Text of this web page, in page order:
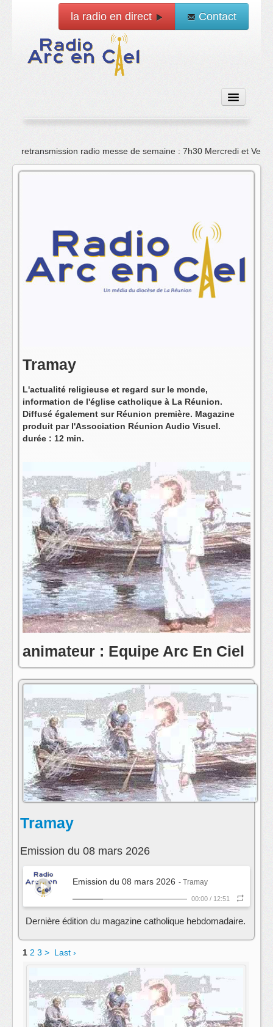
la radio en direct Contact
Accueil
Emissions
La radio
L'équipe
retransmission radio messe de semaine : 7h30 Mercredi et
Tramay
L'actualité religieuse et regard sur le monde,
information de l'église catholique à La Réunion.
Diffusé également sur Réunion première. Magazine
produit par l'Association Réunion Audio Visuel.
durée : 12 min.
animateur : Equipe Arc En Ciel
postmaster@radioarcenciel.re
s'abonner au fil rss de cette emission:
Tramay
Emission du 08 mars 2026
Emission du 08 mars 2026 - Tramay
00:00 / 12:51
Dernière édition du magazine catholique hebdomadaire.
1 2 3 > Last ›